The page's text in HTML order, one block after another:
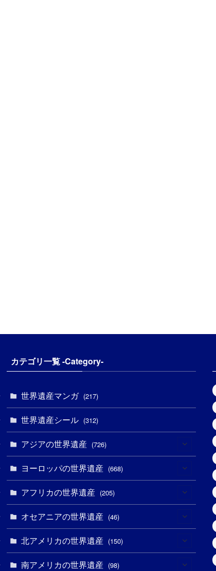
カテゴリ一覧 -Category-
世界遺産マンガ (217)
世界遺産シール (312)
アジアの世界遺産 (726)
(6)
(3)
(10)
ヨーロッパの世界遺産 (668)
(4)
(3)
(6)
アフリカの世界遺産 (205)
(8)
(1)
オセアニアの世界遺産 (46)
(25)
北アメリカの世界遺産 (150)
(31)
南アメリカの世界遺産 (98)